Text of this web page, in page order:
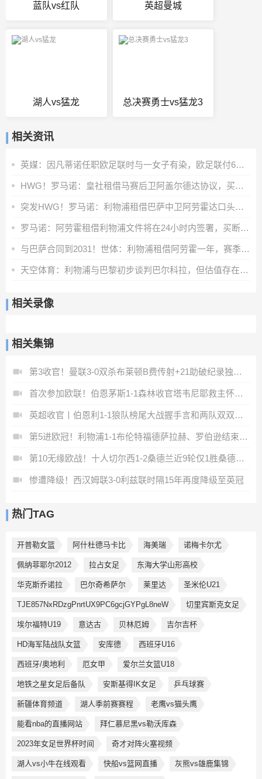
蓝队vs红队 英超曼城
湖人vs猛龙 总决赛勇士vs猛龙3
相关资讯
英媒：因凡蒂诺任职欧足联时与一女子有染，欧足联付6位数封口费
HWG！罗马诺：皇社租借马赛后卫阿盖尔德达协议，买断费1100万欧
突发HWG！罗马诺：利物浦租借巴萨中卫阿劳霍达口头协议
罗马诺：阿劳霍租借利物浦文件将在24小时内签署，买断条款非强制
与巴萨合同到2031！世体：利物浦租借阿劳霍一年，赛季末可选买断
天空体育：利物浦与巴黎初步谈判巴尔科拉，但估值存在巨大差距
相关录像
相关集锦
第3收官！曼联3-0双杀布莱顿B费传射+21助破纪录独享英超助攻王
首次参加欧联！伯恩茅斯1-1森林收官塔韦尼耶救主怀特远射破门
英超收官丨伯恩利1-1狼队榜尾大战握手言和两队双双降入英冠
第5进欧冠！利物浦1-1布伦特福德萨拉赫、罗伯逊结束9年红军生涯
第10无缘欧战！十人切尔西1-2桑德兰近9轮仅1胜桑德兰第7进欧战
惨遭降级！西汉姆联3-0利兹联时隔15年再度降级至英冠
热门TAG
开普勒女篮 阿什杜德马卡比 海美瑞 诺梅卡尔尤
佩纳菲耶尔2012 拉占女足 东海大学山形高校
华克斯乔诺拉 巴尔奇希萨尔 莱里达 圣米伦U21
TJE857NxRDzgPnrtUX9PC6gcjGYPgL8neW 切里宾斯克女足
埃尔福特U19 意达古 贝林厄姆 吉尔吉杯
HD海军陆战队女篮 安库德 西班牙U16
西班牙/奥地利 厄女甲 爱尔兰女篮U18
地铁之星女足后备队 安斯基得IK女足 乒乓球赛
新疆体育频道 湖人季前赛赛程 老鹰vs猫头鹰
能看nba的直播网站 拜仁慕尼黑vs勒沃库森
2023年女足世界杯时间 奇才对阵火塞视频
湖人vs小牛在线观看 快船vs篮网直播 灰熊vs雄鹿集锦